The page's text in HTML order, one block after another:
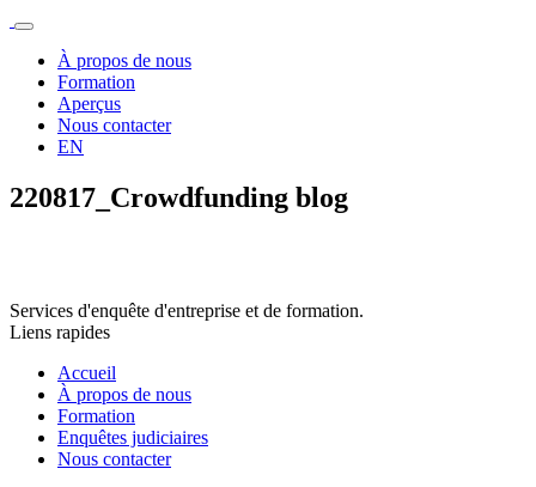
À propos de nous
Formation
Aperçus
Nous contacter
EN
220817_Crowdfunding blog
Services d'enquête d'entreprise et de formation.
Liens rapides
Accueil
À propos de nous
Formation
Enquêtes judiciaires
Nous contacter